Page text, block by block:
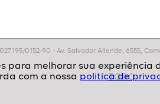
politíca de
0152-90 - Av. Salvador Allende, 6555,
TOPO